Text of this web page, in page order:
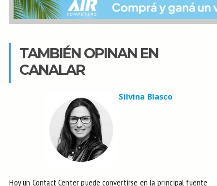
TAMBIÉN OPINAN EN
CANALAR
Silvina Blasco
Hoy un Contact Center puede convertirse en la principal fuente